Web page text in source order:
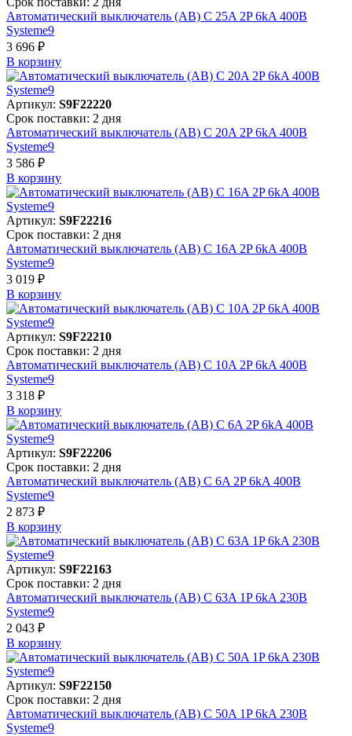
Автоматический выключатель (АВ) C 25A 2P 6kA 400В
Systeme9
3 696 ₽
В корзинy
Артикул: S9F22220
Срок поставки: 2 дня
Автоматический выключатель (АВ) C 20A 2P 6kA 400В
Systeme9
3 586 ₽
В корзинy
Артикул: S9F22216
Срок поставки: 2 дня
Автоматический выключатель (АВ) C 16A 2P 6kA 400В
Systeme9
3 019 ₽
В корзинy
Артикул: S9F22210
Срок поставки: 2 дня
Автоматический выключатель (АВ) C 10A 2P 6kA 400В
Systeme9
3 318 ₽
В корзинy
Артикул: S9F22206
Срок поставки: 2 дня
Автоматический выключатель (АВ) C 6A 2P 6kA 400В
Systeme9
2 873 ₽
В корзинy
Артикул: S9F22163
Срок поставки: 2 дня
Автоматический выключатель (АВ) C 63A 1P 6kA 230В
Systeme9
2 043 ₽
В корзинy
Артикул: S9F22150
Срок поставки: 2 дня
Автоматический выключатель (АВ) C 50A 1P 6kA 230В
Systeme9